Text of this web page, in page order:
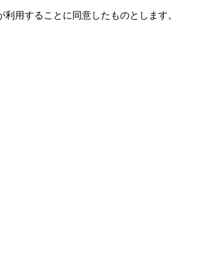
用することに同意したものとします。